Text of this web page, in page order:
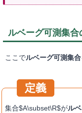
ルベーグ可測集合
ここでルベーグ可測集合
集合$A\subset\R$がル